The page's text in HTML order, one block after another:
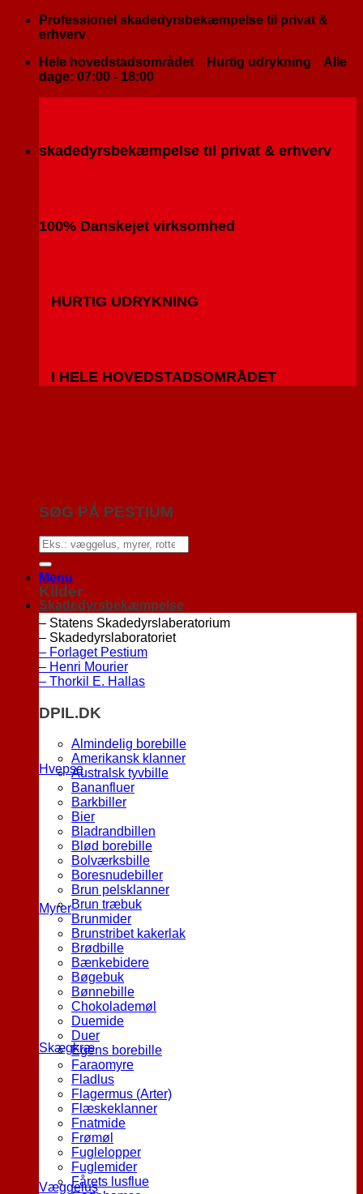
FortsætProfessionel skadedyrsbekæmpelse til privat &
erhverv
Hele hovedstadsområdet
Hurtig udrykning
Alle
dage: 07:00 - 18:00
skadedyrsbekæmpelse til privat & erhverv
100% Danskejet virksomhed
HURTIG UDRYKNING
I HELE HOVEDSTADSOMRÅDET
Menu
Skadedyrsbekæmpelse
Hvepse
Myrer
Skægkræ
Væggelus
SØG PÅ PESTIUM
Kilder
– Statens Skadedyrslaberatorium
– Skadedyrslaboratoriet
– Forlaget Pestium
– Henri Mourier
– Thorkil E. Hallas
DPIL.DK
Almindelig borebille
Amerikansk klanner
Australsk tyvbille
Bananfluer
Barkbiller
Bier
Bladrandbillen
Blød borebille
Bolværksbille
Boresnudebiller
Brun pelsklanner
Brun træbuk
Brunmider
Brunstribet kakerlak
Brødbille
Bænkebidere
Bøgebuk
Bønnebille
Chokolademøl
Duemide
Duer
Egens borebille
Faraomyre
Fladlus
Flagermus (Arter)
Flæskeklanner
Fnatmide
Frømøl
Fuglelopper
Fuglemider
Fårets lusflue